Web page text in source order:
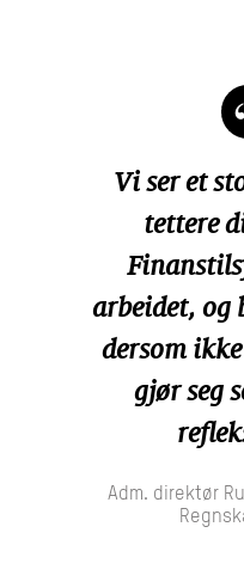
Vi ser et
tettere
arbeidet, og
dersom
gjør seg
Adm. direktør